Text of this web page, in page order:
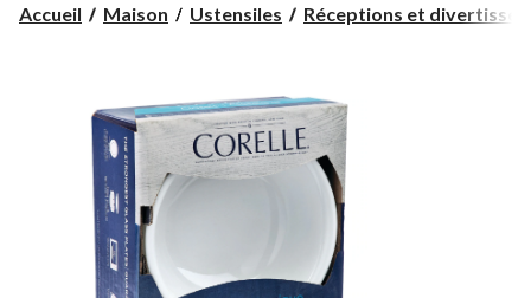
Accueil Maison Ustensiles Réceptions et